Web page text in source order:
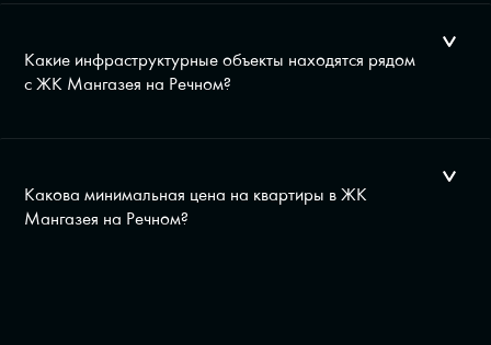
Какие инфраструктурные объекты находятся рядом
с ЖК Мангазея на Речном?
Какова минимальная цена на квартиры в ЖК
Мангазея на Речном?